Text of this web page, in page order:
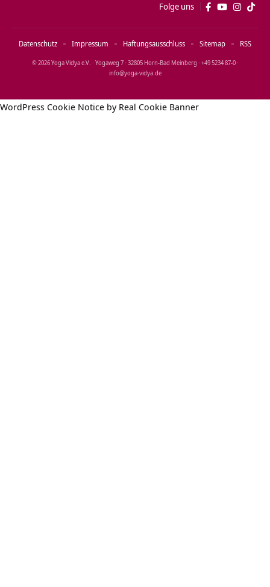
Folge uns
© 2026 Yoga Vidya e.V. · Yogaweg 7 · 32805 Horn‑Bad Meinberg · +49 5234 87‑0 ·
info@yoga‑vidya.de
Datenschutz Impressum Haftungsausschluss Sitemap RSS
WordPress Cookie Notice by Real Cookie Banner